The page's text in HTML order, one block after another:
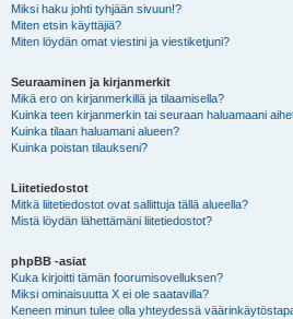
Miksi haku johti tyhjään sivuun!?
Miten etsin käyttäjiä?
Miten löydän omat viestini ja viestiketjuni?
Seuraaminen ja kirjanmerkit
Mikä ero on kirjanmerkillä ja tilaamisella?
Kuinka teen kirjanmerkin tai seuraan haluamaani
Kuinka tilaan haluamani alueen?
Kuinka poistan tilaukseni?
Liitetiedostot
Mitkä liitetiedostot ovat sallittuja tällä alueella?
Mistä löydän lähettämäni liitetiedostot?
phpBB -asiat
Kuka kirjoitti tämän foorumisovelluksen?
Miksi ominaisuutta X ei ole saatavilla?
Keneen minun tulee olla yhteydessä